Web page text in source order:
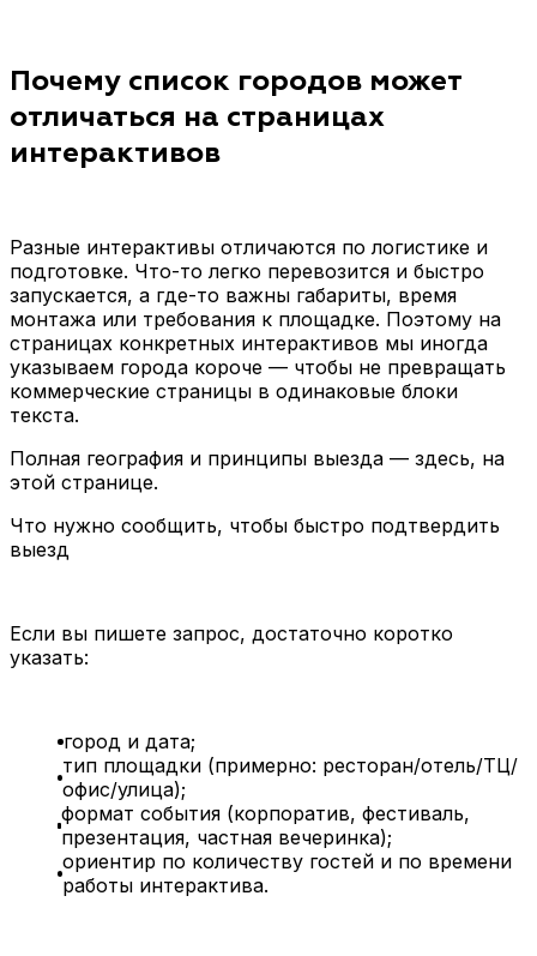
Почему список городов может
отличаться на страницах
интерактивов
Разные интерактивы отличаются по логистике и
подготовке. Что-то легко перевозится и быстро
запускается, а где-то важны габариты, время
монтажа или требования к площадке. Поэтому на
страницах конкретных интерактивов мы иногда
указываем города короче — чтобы не превращать
коммерческие страницы в одинаковые блоки
текста.
Полная география и принципы выезда — здесь, на
этой странице.
Что нужно сообщить, чтобы быстро подтвердить
выезд
Если вы пишете запрос, достаточно коротко
указать:
город и дата;
тип площадки (примерно: ресторан/отель/ТЦ/
офис/улица);
формат события (корпоратив, фестиваль,
презентация, частная вечеринка);
ориентир по количеству гостей и по времени
работы интерактива.